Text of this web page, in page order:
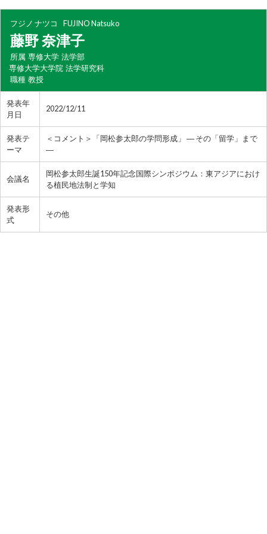
フジノ ナツコ FUJINO Natsuko
藤野 奈津子
所属 専修大学 法学部
専修大学大学院 法学研究科
職種 教授
発表年
月日
2022/12/11
発表テ
ーマ
＜コメント＞「岡松参太郎の学問形成」 ― その「留学」まで
―
会議名
岡松参太郎生誕150年記念国際シンポジウム：東アジアにおけ
る植民地法制と学知
発表形
式
その他